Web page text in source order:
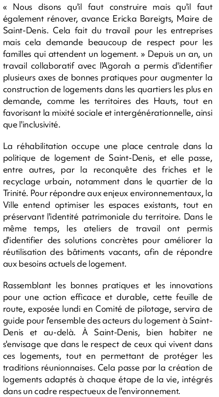
« Nous disons qu'il faut construire mais qu'il faut
également rénover, avance Ericka Bareigts, Maire de
Saint-Denis. Cela fait du travail pour les entreprises
mais cela demande beaucoup de respect pour les
familles qui attendent un logement. » Depuis un an, un
travail collaboratif avec l'Agorah a permis d'identifier
plusieurs axes de bonnes pratiques pour augmenter la
construction de logements dans les quartiers les plus en
demande, comme les territoires des Hauts, tout en
favorisant la mixité sociale et intergénérationnelle, ainsi
que l'inclusivité.
La réhabilitation occupe une place centrale dans la
politique de logement de Saint-Denis, et elle passe,
entre autres, par la reconquête des friches et le
recyclage urbain, notamment dans le quartier de la
Trinité. Pour répondre aux enjeux environnementaux, la
Ville entend optimiser les espaces existants, tout en
préservant l'identité patrimoniale du territoire. Dans le
même temps, les ateliers de travail ont permis
d'identifier des solutions concrètes pour améliorer la
réutilisation des bâtiments vacants, afin de répondre
aux besoins actuels de logement.
Rassemblant les bonnes pratiques et les innovations
pour une action efficace et durable, cette feuille de
route, exposée lundi en Comité de pilotage, servira de
guide pour l'ensemble des acteurs du logement à Saint-
Denis et au-delà. À Saint-Denis, bien habiter ne
s'envisage que dans le respect de ceux qui vivent dans
ces logements, tout en permettant de protéger les
traditions réunionnaises. Cela passe par la création de
logements adaptés à chaque étape de la vie, intégrés
dans un cadre respectueux de l'environnement.